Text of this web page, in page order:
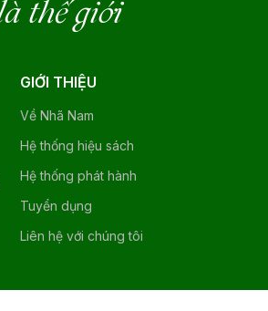
thế giới
GIỚI THIỆU
Về Nhã Nam
Hệ thống hiệu sách
Hệ thống phát hành
Tuyển dụng
Liên hệ với chúng tôi